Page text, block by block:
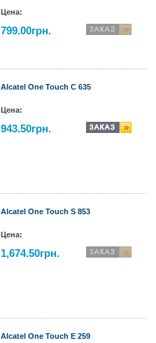
Цена:
799.00грн.
Alcatel One Touch С 635
Цена:
943.50грн.
Alcatel One Touch S 853
Цена:
1,674.50грн.
Alcatel One Touch Е 259